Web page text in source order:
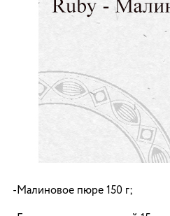
-Малиновое пюре 150 г;